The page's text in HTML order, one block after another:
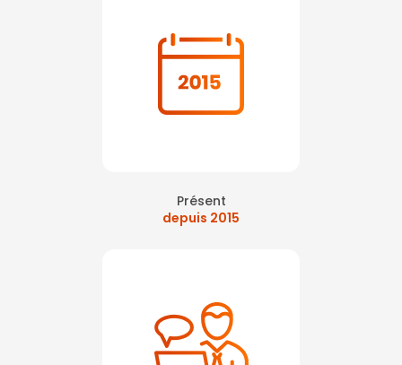
Présent
depuis 2015